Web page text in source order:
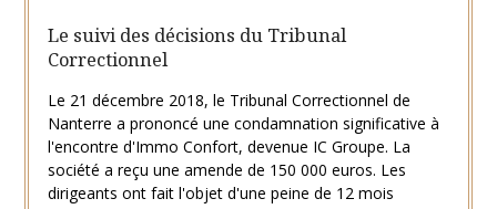
Le suivi des décisions du Tribunal
Correctionnel
Le 21 décembre 2018, le Tribunal Correctionnel de
Nanterre a prononcé une condamnation significative à
l'encontre d'Immo Confort, devenue IC Groupe. La
société a reçu une amende de 150 000 euros. Les
dirigeants ont fait l'objet d'une peine de 12 mois